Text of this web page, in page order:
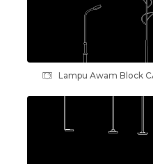
Lampu Awam Block